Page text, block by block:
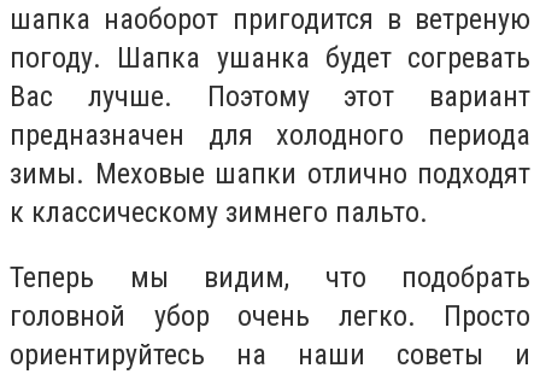
шапка наоборот пригодится в ветреную
погоду. Шапка ушанка будет согревать
Вас лучше. Поэтому этот вариант
предназначен для холодного периода
зимы. Меховые шапки отлично подходят
к классическому зимнего пальто.
Теперь мы видим, что подобрать
головной убор очень легко. Просто
ориентируйтесь на наши советы и